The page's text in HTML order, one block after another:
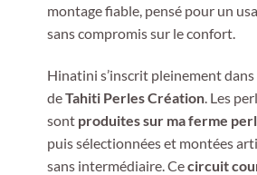
montage fiable, pensé pour un
sans compromis sur le confort.
Hinatini s’inscrit pleinement
deTahiti Perles Création. Les
sont produites sur ma ferme
puis sélectionnées et montées
sans intermédiaire. Cecircuit